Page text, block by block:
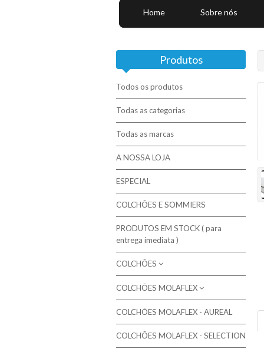
Home Sobre nós
Produtos
Todos os produtos
Todas as categorias
Todas as marcas
A NOSSA LOJA
ESPECIAL
COLCHÕES E SOMMIERS
PRODUTOS EM STOCK ( para
entrega imediata )
COLCHÕES
Molaflex - Mola Multielástic®
Campanha de 10% em colchões
Colchões de molas ensacadas
Colchões de Molas Bicónicas / Bonnel
COLCHÕES MOLAFLEX
Colchões Molaflex
Colchões Molaflex Fresh Cool
COLCHÕES MOLAFLEX - AUREAL
COLCHÕES MOLAFLEX - SELECTION